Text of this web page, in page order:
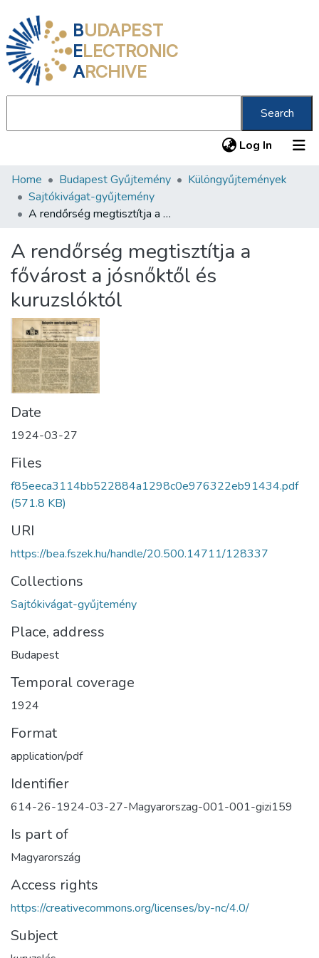
BUDAPEST
ELECTRONIC
ARCHIVE
Search
Log In (current)
Communities & Collections
All of DSpace
About us
Home Budapest Gyűjtemény
Különgyűjtemények
Sajtókivágat-gyűjtemény
A rendőrség megtisztítja a fővárost a jósnőktől és kuruzslóktól
A rendőrség megtisztítja a
fővárost a jósnőktől és
kuruzslóktól
Date
1924-03-27
Files
f85eeca3114bb522884a1298c0e976322eb91434.pdf
(571.8 KB)
URI
https://bea.fszek.hu/handle/20.500.14711/128337
Collections
Sajtókivágat-gyűjtemény
Place, address
Budapest
Temporal coverage
1924
Format
application/pdf
Identifier
614-26-1924-03-27-Magyarorszag-001-001-gizi159
Is part of
Magyarország
Access rights
https://creativecommons.org/licenses/by-nc/4.0/
Subject